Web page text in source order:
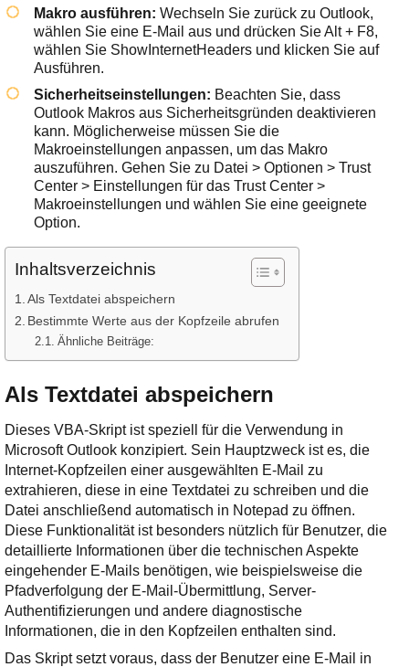
Makro ausführen: Wechseln Sie zurück zu Outlook,
wählen Sie eine E-Mail aus und drücken SieAlt + F8,
wählen Sie ShowInternetHeadersund klicken Sie auf
Ausführen.
Sicherheitseinstellungen: Beachten Sie, dass
Outlook Makros aus Sicherheitsgründen deaktivieren
kann. Möglicherweise müssen Sie die
Makroeinstellungen anpassen, um das Makro
auszuführen. Gehen Sie zu Datei > Optionen > Trust
Center > Einstellungen für das Trust Center >
Makroeinstellungen und wählen Sie eine geeignete
Option.
Inhaltsverzeichnis
Als Textdatei abspeichern
Bestimmte Werte aus der Kopfzeile abrufen
Ähnliche Beiträge:
Als Textdatei abspeichern
Dieses VBA-Skript ist speziell für die Verwendung in
Microsoft Outlook konzipiert. Sein Hauptzweck ist es, die
Internet-Kopfzeilen einer ausgewählten E-Mail zu
extrahieren, diese in eine Textdatei zu schreiben und die
Datei anschließend automatisch in Notepad zu öffnen.
Diese Funktionalität ist besonders nützlich für Benutzer, die
detaillierte Informationen über die technischen Aspekte
eingehender E-Mails benötigen, wie beispielsweise die
Pfadverfolgung der E-Mail-Übermittlung, Server-
Authentifizierungen und andere diagnostische
Informationen, die in den Kopfzeilen enthalten sind.
Das Skript setzt voraus, dass der Benutzer eine E-Mail in